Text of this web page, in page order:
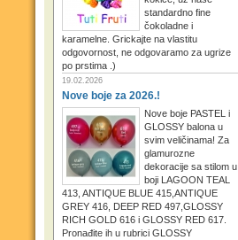
standardno fine
čokoladne i
karamelne. Grickajte na vlastitu
odgovornost, ne odgovaramo za ugrize
po prstima .)
19.02.2026
Nove boje za 2026.!
Nove boje PASTEL i
GLOSSY balona u
svim veličinama! Za
glamurozne
dekoracije sa stilom u
boji LAGOON TEAL
413, ANTIQUE BLUE 415,ANTIQUE
GREY 416, DEEP RED 497,GLOSSY
RICH GOLD 616 i GLOSSY RED 617.
Pronađite ih u rubrici GLOSSY